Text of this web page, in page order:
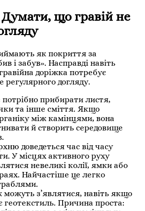
що гравій не
як покриття за
і забув». Насправді навіть
доріжка потребує
регулярного догляду.
прибирати листя,
та інше сміття. Якщо
між камінцями, вона
й створить середовище
доведеться час від часу
У місцях активного руху
невеликі колії, ямки або
Найчастіше це легко
можуть з’являтися, навіть якщо
геотекстиль. Причина проста: